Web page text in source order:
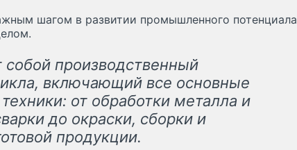
шагом в развитии промышленного потенциала
собой производственный
включающий все основные
от обработки металла и
до окраски, сборки и
продукции.